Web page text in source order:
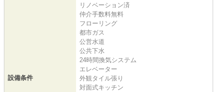
設備条件
リノベーション済
仲介手数料無料
フローリング
都市ガス
公営水道
公共下水
24時間換気システム
エレベーター
外観タイル張り
対面式キッチン